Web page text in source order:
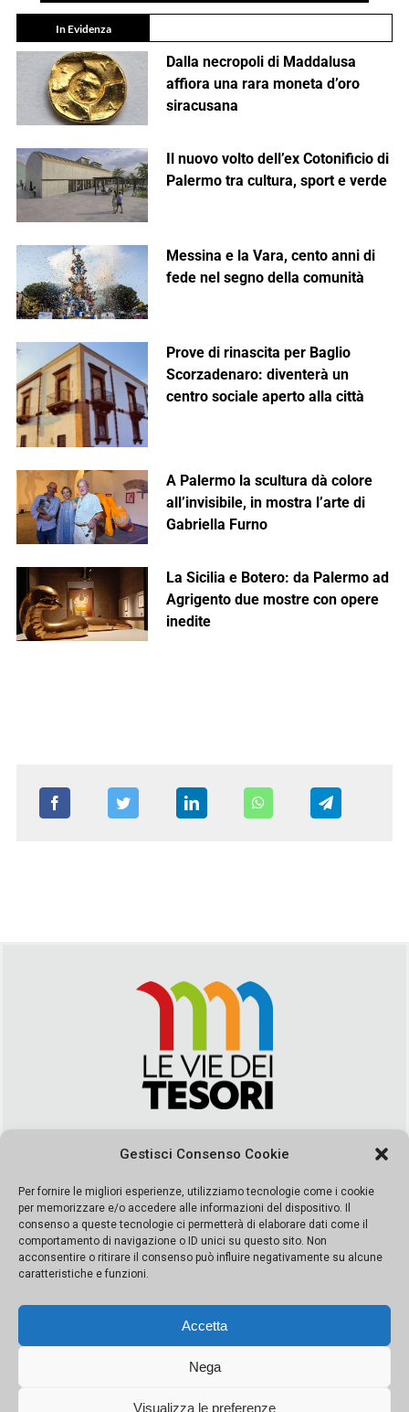
Gestisci Consenso Cookie
Per fornire le migliori esperienze, utilizziamo tecnologie come i cookie
per memorizzare e/o accedere alle informazioni del dispositivo. Il
consenso a queste tecnologie ci permetterà di elaborare dati come il
comportamento di navigazione o ID unici su questo sito. Non
acconsentire o ritirare il consenso può influire negativamente su alcune
caratteristiche e funzioni.
Accetta
Nega
Visualizza le preferenze
In Evidenza
Dalla necropoli di Maddalusa
affiora una rara moneta d’oro
siracusana
Il nuovo volto dell’ex Cotonificio di
Palermo tra cultura, sport e verde
Messina e la Vara, cento anni di
fede nel segno della comunità
Prove di rinascita per Baglio
Scorzadenaro: diventerà un
centro sociale aperto alla città
A Palermo la scultura dà colore
all’invisibile, in mostra l’arte di
Gabriella Furno
La Sicilia e Botero: da Palermo ad
Agrigento due mostre con opere
inedite
segreteria@leviedeitesori.it
Direttore ResponsabileMarcello Barbaro – Aut. del tribunale di
Palermo n. 19 del 2017 iscrizione al roc numero 37003 Editore
Porta Felice Srl. Sede legale: Via Libertà 93 – 90143 Palermo
Società iscritta alla Camera di Commercio di Palermo Ufficio
065228208251 Capitale 10000 euro IV